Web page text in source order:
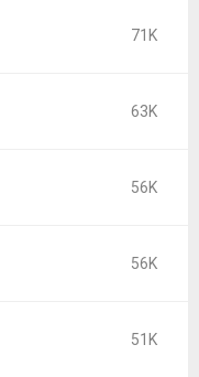
71K
63K
56K
56K
51K